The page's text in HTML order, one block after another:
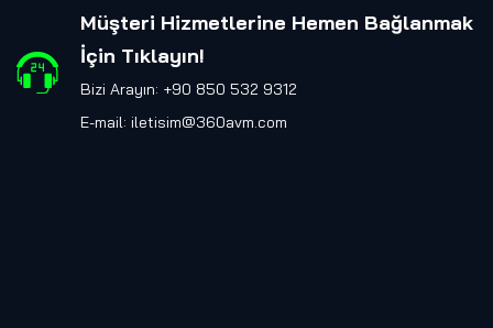
Müşteri Hizmetlerine Hemen Bağlanmak
İçin Tıklayın!
Bizi Arayın: +90 850 532 9312
E-mail: iletisim@360avm.com